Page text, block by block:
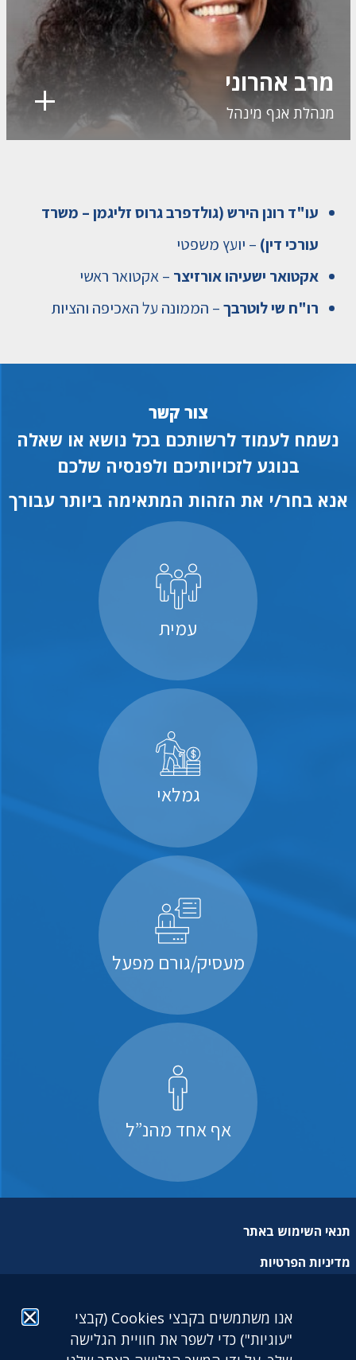
מרב אהרוני
מנהלת אגף מינהל
עו"ד רונן הירש (גולדפרב גרוס זליגמן – משרד
עורכי דין) – יועץ משפטי
אקטואר ישעיהו אורזיצר – אקטואר ראשי
רו"ח שי לוטרבך– הממונה על האכיפה והציות
צור קשר
נשמח לעמוד לרשותכם בכל נושא או שאלה
בנוגע לזכויותיכם ולפנסיה שלכם
אנא בחר/י את הזהות המתאימה ביותר עבורך
עמית
גמלאי
מעסיק/גורם מפעל
אף אחד מהנ”ל
תנאי השימוש באתר
מדיניות הפרטיות
הצהרת נגישות
אנו משתמשים בקבצי Cookies (קבצי
"עוגיות") כדי לשפר את חוויית הגלישה